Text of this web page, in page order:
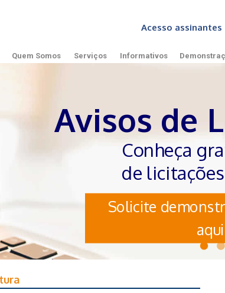
Acesso
Quem Somos Serviços Informativos
Avisos de
Conheça
de
Solicite
aqui